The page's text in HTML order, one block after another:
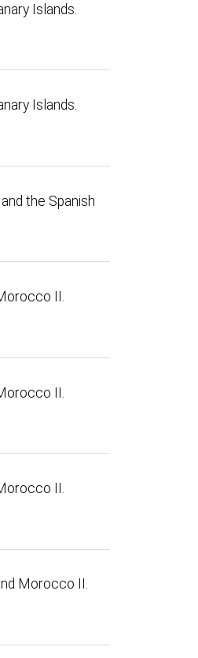
Islands.
Islands.
the Spanish
II.
II.
II.
Morocco II.